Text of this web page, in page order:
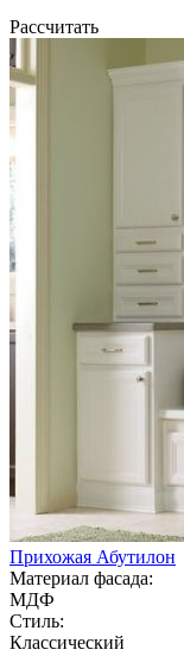
Рассчитать
Прихожая Абутилон
Материал фасада:
МДФ
Стиль:
Классический